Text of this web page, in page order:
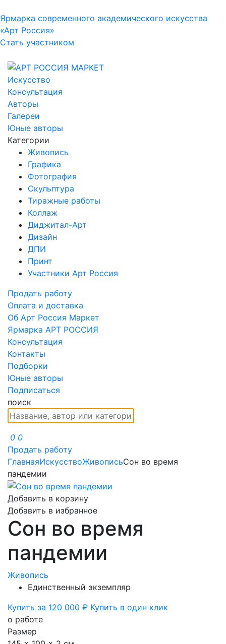
Ярмарка современного академического искусства
«Арт Россия»
Стать участником
Искусство
Консультация
Авторы
Галереи
Юные авторы
Категории
Живопись
Графика
Фотография
Скульптура
Тиражные работы
Коллаж
Диджитал-Арт
Дизайн
ДПИ
Принт
Участники Арт Россия
Продать работу
Оплата и доставка
Об Арт Россия Маркет
Ярмарка АРТ РОССИЯ
Консультация
Контакты
Подборки
Юные авторы
Подписаться
поиск
0 0
Продать работу
ГлавнаяИскусствоЖивописьСон во время
пандемии
Добавить в корзину
Добавить в избранное
Сон во время
пандемии
Живопись
Единственный экземпляр
Купить за 120 000 ₽ Купить в один клик
о работе
Размер